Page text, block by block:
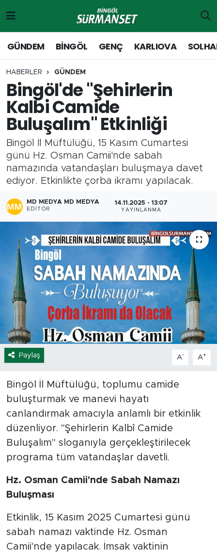
GÜNDEM BİNGÖL GENÇ KARLIOVA
HABERLER GÜNDEM
Bingöl'de "Şehirlerin
Kalbi Camide
Buluşalım" Etkinliği
Bingöl İl Müftülüğü, 15 Kasım Cumartesi
günü Hz. Osman Camii'nde sabah
namazında vatandaşları buluşmaya davet
ediyor. Etkinlikte çorba ikramı yapılacak.
MD MEDYA MD MEDYA
EDITÖR
14.11.2025 - 13:07
YAYINLANMA
Paylaş A- A+
Bingöl İl Müftülüğü, toplumu camide
buluşturmak ve manevi hayatı
canlandırmak amacıyla anlamlı bir etkinlik
düzenliyor. "Şehirlerin Kalbî Camide
Buluşalım" sloganıyla gerçekleştirilecek
programa tüm vatandaşlar davetli.
Hz. Osman Camii'nde Sabah Namazı
Buluşması
Etkinlik, 15 Kasım 2025 Cumartesi günü
sabah namazı vaktinde Hz. Osman
Camii'nde yapılacak. İmsak vaktinin
Genç
Solhan
Karlıova
Adaklı-Kiğı
Yayladere-Yedisu
MD Prestij Dergisi
Siyaset
Spor
Yaşam
Sağlık
Eğitim
Ekonomi
Hava Durumu
Tavz Der
Bingöl Kaza Haberleri
Merkez Hava Durumu
Merkez Trafik Yoğunluk Haritası
Süper Lig Puan Durumu ve Fikstür
Tüm Manşetler
Son Dakika Haberleri
Haber Arşivi